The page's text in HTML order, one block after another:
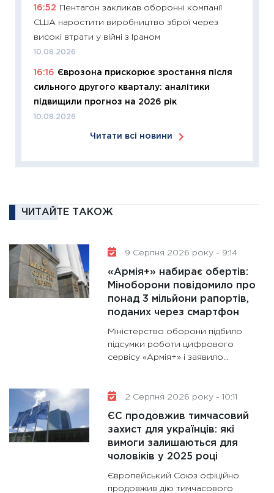
16:52
Пентагон закликав оборонні компанії
США наростити виробництво зброї через
високі втрати у війні з Іраном
10.08.2026
16:16 Єврозона прискорює зростання після
сильного другого кварталу: аналітики
підвищили прогноз на 2026 рік
10.08.2026
Читати всі новини
11:30
роль
та
ЧИТАЙТЕ ТАКОЖ
9 Серпня 2026 року - 9:14
«Армія+» набирає обертів:
Міноборони повідомило про
понад 3 мільйони рапортів,
поданих через смартфон
Міністерство оборони підбило
підсумки роботи цифрового
сервісу «Армія+» і заявило...
2 Серпня 2026 року - 10:11
ЄС продовжив тимчасовий
захист для українців: які
вимоги залишаються для
чоловіків у 2025 році
Європейський Союз офіційно
продовжив дію тимчасового